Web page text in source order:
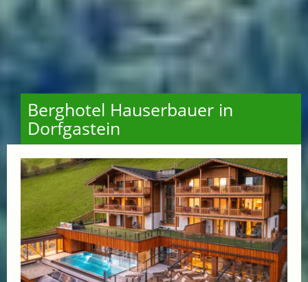
Berghotel Hauserbauer in
Dorfgastein